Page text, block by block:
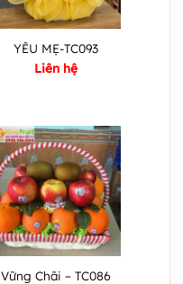
YÊU MẸ-TC093
Liên hệ
Vững Chãi – TC086